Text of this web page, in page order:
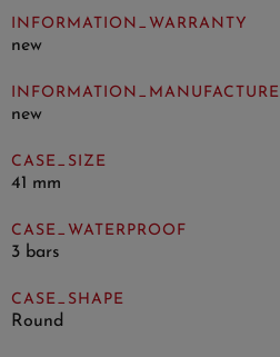
INFORMATION_WARRANTY
new
INFORMATION_MANUFACTURE
new
CASE_SIZE
41 mm
CASE_WATERPROOF
3 bars
CASE_SHAPE
Round